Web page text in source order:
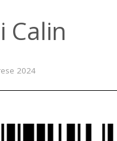
Calin
2024